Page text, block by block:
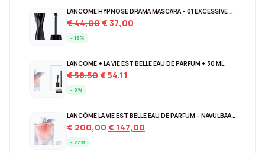
LANCÔME HYPNÔSE DRAMA MASCARA – 01 EXCESSIVE BLACK
€44,00Original
€37,00
- 16%
LANCÔME + LA VIE EST BELLE EAU DE PARFUM + 30 ML
€58,50Original
€54,11
- 8%
LANCÔME LA VIE EST BELLE EAU DE PARFUM – NAVULBAAR 150 ML
€200,00Original
€ 147,00
- 27%